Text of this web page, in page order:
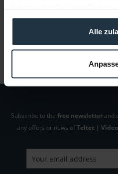
gesammelt haben.
Alle
Manufacturer & Product
Folgende Infos zum Hersteller
Subscribe to the free newsletter and
any offers or news ofTeltec |